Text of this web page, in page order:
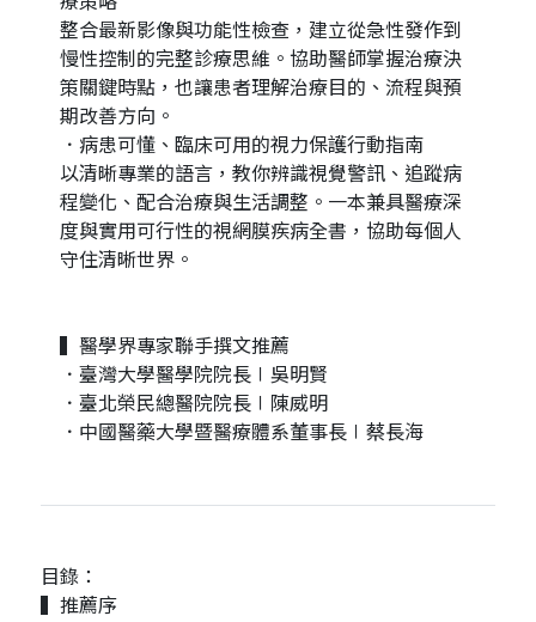
整合最新影像與功能性檢查，建立從急性發作到
慢性控制的完整診療思維。協助醫師掌握治療決
策關鍵時點，也讓患者理解治療目的、流程與預
期改善方向。
．病患可懂、臨床可用的視力保護行動指南
以清晰專業的語言，教你辨識視覺警訊、追蹤病
程變化、配合治療與生活調整。一本兼具醫療深
度與實用可行性的視網膜疾病全書，協助每個人
守住清晰世界。
▍醫學界專家聯手撰文推薦
．臺灣大學醫學院院長∣吳明賢
．臺北榮民總醫院院長∣陳威明
．中國醫藥大學暨醫療體系董事長∣蔡長海
目錄：
▍推薦序